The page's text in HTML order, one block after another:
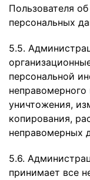
Пользователя
персональных
5.5.
персональной
неправомерного
уничтожения,
копирования,
неправомерных
5.6.
принимает все